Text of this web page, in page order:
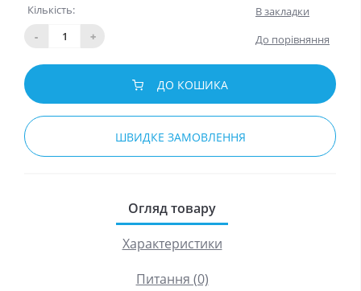
Кількість:
-
+
В закладки
До порівняння
ДО КОШИКА
ШВИДКЕ ЗАМОВЛЕННЯ
Огляд товару
Характеристики
Питання (0)